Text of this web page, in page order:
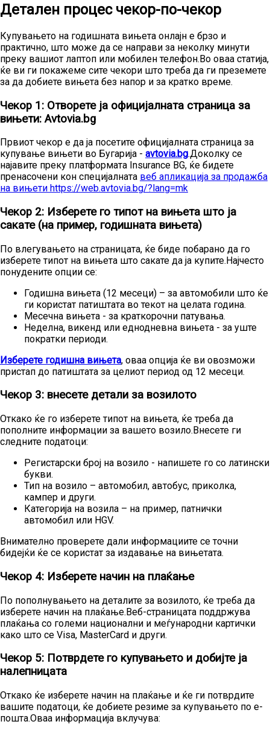
Детален процес чекор-по-чекор
Купувањето на годишната вињета онлајн е брзо и
практично, што може да се направи за неколку минути
преку вашиот лаптоп или мобилен телефон.Во оваа статија,
ќе ви ги покажеме сите чекори што треба да ги преземете
за да добиете вињета без напор и за кратко време.
Чекор 1: Отворете ја официјалната страница за
вињети: Avtovia.bg
Првиот чекор е да ја посетите официјалната страница за
купување вињети во Бугарија - avtovia.bg.Доколку се
најавите преку платформата Insurance BG, ќе бидете
пренасочени кон специјалната веб апликација за продажба
на вињети https://web.avtovia.bg/?lang=mk
Чекор 2: Изберете го типот на вињета што ја
сакате (на пример, годишната вињета)
По влегувањето на страницата, ќе биде побарано да го
изберете типот на вињета што сакате да ја купите.Најчесто
понудените опции се:
Годишна вињета (12 месеци) – за автомобили што ќе
ги користат патиштата во текот на целата година.
Месечна вињета - за краткорочни патувања.
Неделна, викенд или еднодневна вињета - за уште
пократки периоди.
Изберете годишна вињета, оваа опција ќе ви овозможи
пристап до патиштата за целиот период од 12 месеци.
Чекор 3: внесете детали за возилото
Откако ќе го изберете типот на вињета, ќе треба да
пополните информации за вашето возило.Внесете ги
следните податоци:
Регистарски број на возило - напишете го со латински
букви.
Тип на возило – автомобил, автобус, приколка,
кампер и други.
Категорија на возила – на пример, патнички
автомобил или HGV.
Внимателно проверете дали информациите се точни
бидејќи ќе се користат за издавање на вињетата.
Чекор 4: Изберете начин на плаќање
По пополнувањето на деталите за возилото, ќе треба да
изберете начин на плаќање.Веб-страницата поддржува
плаќања со големи национални и меѓународни картички
како што се Visa, MasterCard и други.
Чекор 5: Потврдете го купувањето и добијте ја
налепницата
Откако ќе изберете начин на плаќање и ќе ги потврдите
вашите податоци, ќе добиете резиме за купувањето по е-
пошта.Оваа информација вклучува: